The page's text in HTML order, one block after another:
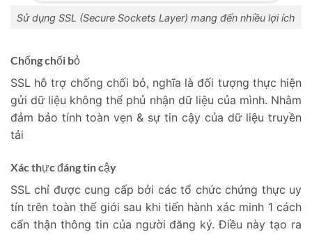
Sử dụng SSL (Secure Sockets Layer) mang đến nhiều lợi ích
Chống chối bỏ
SSL hỗ trợ chống chối bỏ, nghĩa là đối tượng thực hiện
gửi dữ liệu không thể phủ nhận dữ liệu của mình. Nhằm
đảm bảo tính toàn vẹn & sự tin cậy của dữ liệu truyền
tải
Xác thực đáng tin cậy
SSL chỉ được cung cấp bởi các tổ chức chứng thực uy
tín trên toàn thế giới sau khi tiến hành xác minh 1 cách
cẩn thận thông tin của người đăng ký. Điều này tạo ra